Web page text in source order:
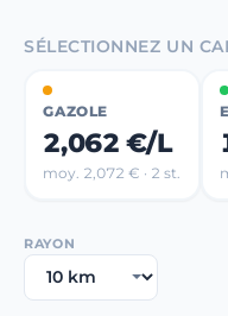
SÉLECTIONNEZ UN
GAZOLE
2,062 €/L
moy. 2,072 € · 2 st.
RAYON